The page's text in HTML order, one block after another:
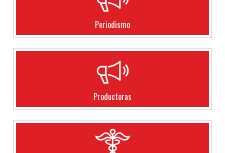
Periodismo
Productoras